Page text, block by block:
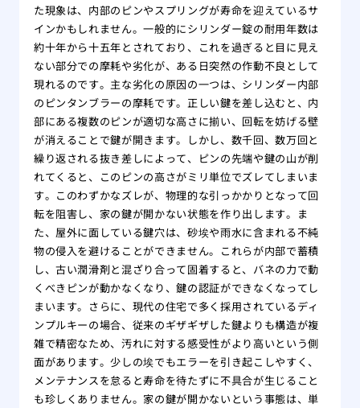
た現象は、内部のピンやスプリングが寿命を迎えているサ
インかもしれません。一般的にシリンダー錠の耐用年数は
約十年から十五年とされており、これを過ぎると目に見え
ない部分での摩耗や劣化が、ある日突然の作動不良として
現れるのです。主な劣化の原因の一つは、シリンダー内部
のピンタンブラーの摩耗です。正しい鍵を差し込むと、内
部にある複数のピンが適切な高さに揃い、回転を妨げる壁
が消えることで鍵が開きます。しかし、数千回、数万回と
繰り返される抜き差しによって、ピンの先端や鍵の山が削
れてくると、このピンの高さがミリ単位でズレてしまいま
す。このわずかなズレが、物理的な引っかかりとなって回
転を阻害し、家の鍵が開かない状態を作り出します。ま
た、屋外に面している鍵穴は、砂埃や雨水に含まれる不純
物の侵入を避けることができません。これらが内部で蓄積
し、古い潤滑剤と混ざり合って固着すると、バネの力で動
くべきピンが動かなくなり、鍵の認証ができなくなってし
まいます。さらに、現代の住宅で多く採用されているディ
ンプルキーの場合、従来のギザギザした鍵よりも構造が複
雑で精密なため、汚れに対する感受性がより高いという側
面があります。少しの埃でもエラーを引き起こしやすく、
メンテナンスを怠ると寿命を待たずに不具合が生じること
も珍しくありません。家の鍵が開かないという事態は、単